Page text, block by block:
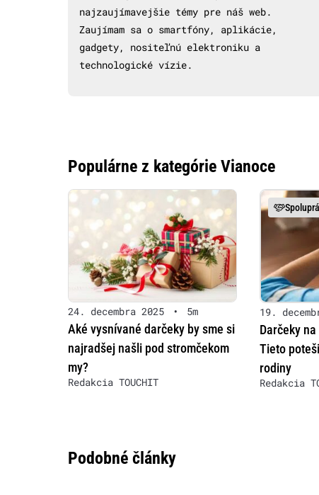
najzaujímavejšie témy pre náš web.
Zaujímam sa o smartfóny, aplikácie,
gadgety, nositeľnú elektroniku a
technologické vízie.
Populárne z kategórie Vianoce
24. decembra 2025 • 5m
Aké vysnívané darčeky by sme si
najradšej našli pod stromčekom
my?
Redakcia TOUCHIT
19.
Darčeky
Tieto
rodiny
Redakcia
Podobné články